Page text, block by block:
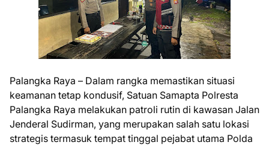
Palangka Raya – Dalam rangka memastikan situasi
keamanan tetap kondusif, Satuan Samapta Polresta
Palangka Raya melakukan patroli rutin di kawasan Jalan
Jenderal Sudirman, yang merupakan salah satu lokasi
strategis termasuk tempat tinggal pejabat utama Polda